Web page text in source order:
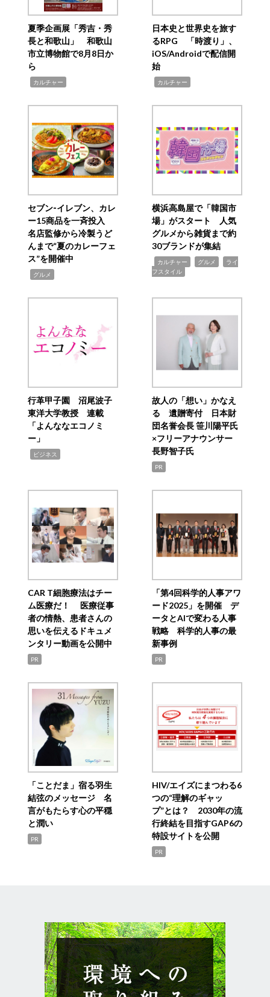
夏季企画展「秀吉・秀
長と和歌山」 和歌山
市立博物館で8月8日か
ら
カルチャー
日本史と世界史を旅す
るRPG 「時渡り」、
iOS/Androidで配信開
始
カルチャー
セブン‐イレブン、カレ
ー15商品を一斉投入
名店監修から冷製うど
んまで“夏のカレーフェ
ス”を開催中
グルメ
横浜高島屋で「韓国市
場」がスタート 人気
グルメから雑貨まで約
30ブランドが集結
カルチャー グルメ
ライ
フスタイル
行革甲子園 沼尾波子
東洋大学教授 連載
「よんななエコノミ
ー」
ビジネス
故人の「想い」かなえ
る 遺贈寄付 日本財
団名誉会長 笹川陽平氏
×フリーアナウンサー
長野智子氏
PR
CAR T細胞療法はチー
ム医療だ！ 医療従事
者の情熱、患者さんの
思いを伝えるドキュメ
ンタリー動画を公開中
PR
「第4回科学的人事アワ
ード2025」を開催 デ
ータとAIで変わる人事
戦略 科学的人事の最
新事例
PR
「ことだま」宿る羽生
結弦のメッセージ 名
言がもたらす心の平穏
と潤い
PR
HIV/エイズにまつわる6
つの“理解のギャッ
プ”とは？ 2030年の流
行終結を目指すGAP6の
特設サイトを公開
PR